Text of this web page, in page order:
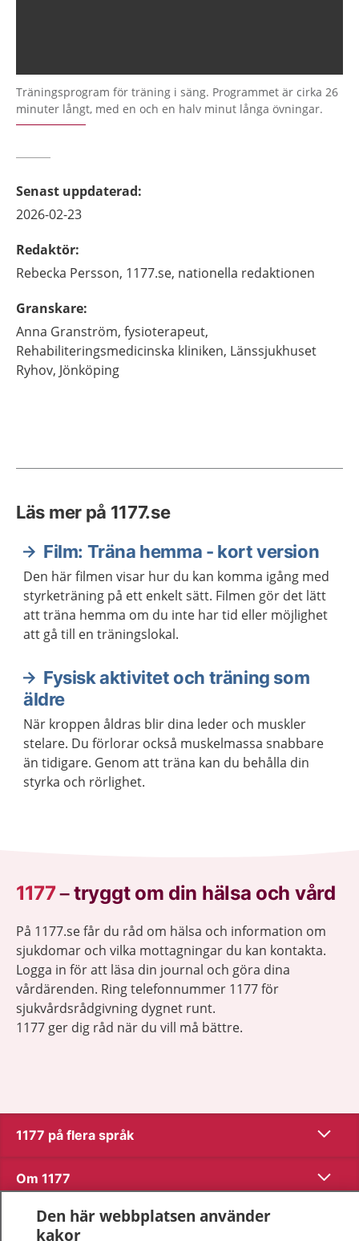
Träningsprogram för träning i säng. Programmet är cirka 26
minuter långt, med en och en halv minut långa övningar.
Senast uppdaterad:
2026-02-23
Redaktör:
Rebecka Persson, 1177.se, nationella redaktionen
Granskare:
Anna Granström, fysioterapeut,
Rehabiliteringsmedicinska kliniken, Länssjukhuset
Ryhov, Jönköping
Läs mer på 1177.se
Film: Träna hemma - kort version
Den här filmen visar hur du kan komma igång med
styrketräning på ett enkelt sätt. Filmen gör det lätt
att träna hemma om du inte har tid eller möjlighet
att gå till en träningslokal.
Fysisk aktivitet och träning som
äldre
När kroppen åldras blir dina leder och muskler
stelare. Du förlorar också muskelmassa snabbare
än tidigare. Genom att träna kan du behålla din
styrka och rörlighet.
1177–tryggt om din hälsa och vård
På 1177.se får du råd om hälsa och information om
sjukdomar och vilka mottagningar du kan kontakta.
Logga in för att läsa din journal och göra dina
vårdärenden. Ring telefonnummer 1177 för
sjukvårdsrådgivning dygnet runt.
1177 ger dig råd när du vill må bättre.
1177 på flera språk Visa
Om 1177 Visa
Kontakt
Den här webbplatsen använder
kakor